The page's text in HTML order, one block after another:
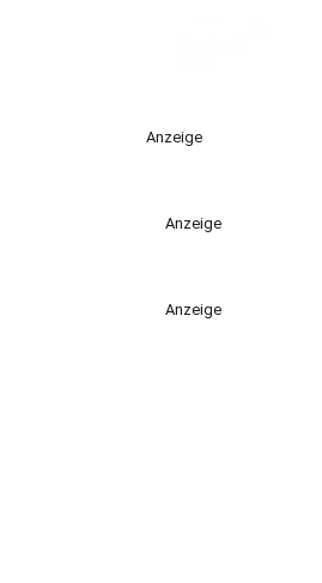
Anzeige
Anzeige
Anzeige